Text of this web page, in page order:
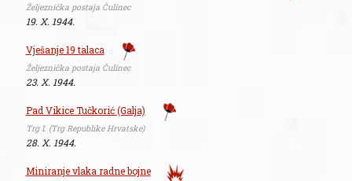
Željeznička postaja Čulinec
19. X. 1944.
Vješanje 19 talaca
Željeznička postaja Čulinec
23. X. 1944.
Pad Vikice Tučkorić (Galja)
Trg I. (Trg Republike Hrvatske)
28. X. 1944.
Miniranje vlaka radne bojne